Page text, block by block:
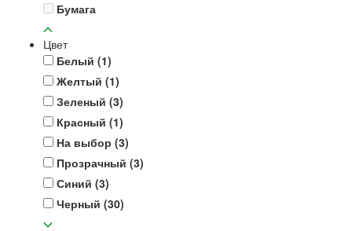
Бумага
Цвет
Белый (1)
Желтый (1)
Зеленый (3)
Красный (1)
На выбор (3)
Прозрачный (3)
Синий (3)
Черный (30)